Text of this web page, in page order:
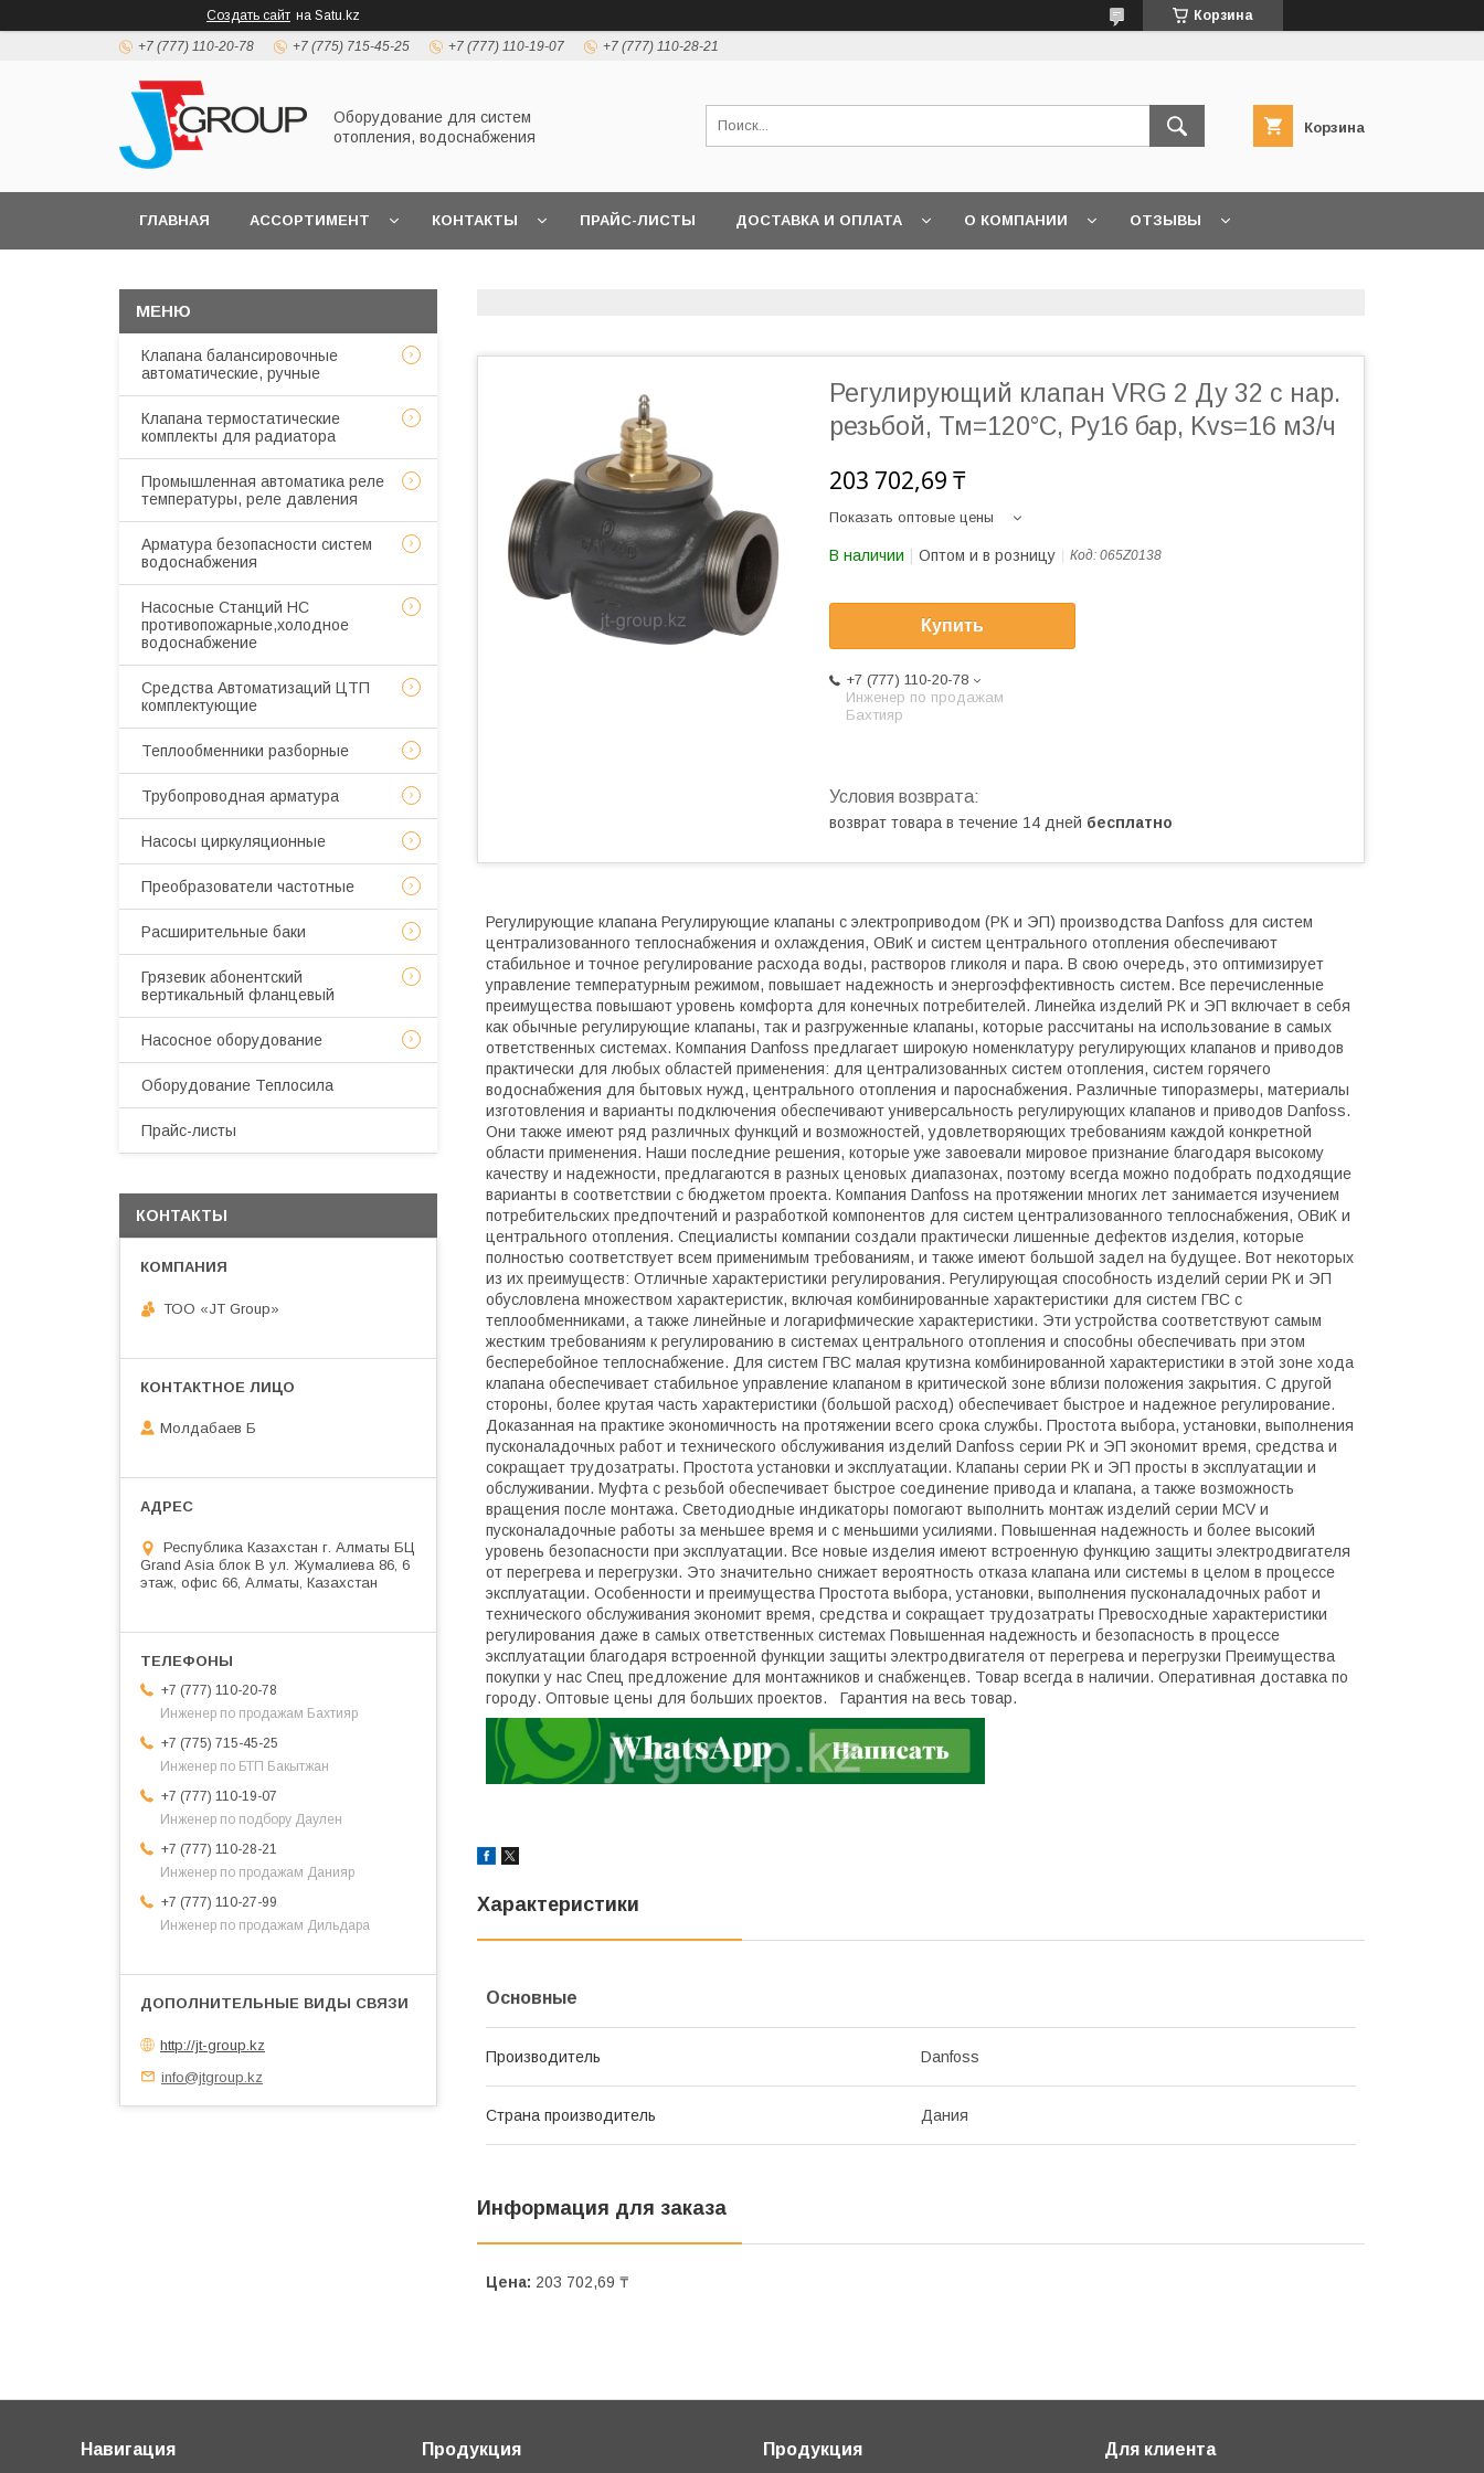
Создать сайт на Satu.kz Корзина
+7 (777) 110-20-78 +7 (775) 715-45-25 +7 (777) 110-19-07 +7 (777) 110-28-21
Оборудование для систем
отопления, водоснабжения
Корзина
ГЛАВНАЯ АССОРТИМЕНТ КОНТАКТЫ ПРАЙС-ЛИСТЫ ДОСТАВКА И ОПЛАТА О КОМПАНИИ ОТЗЫВЫ
Регулирующий клапан VRG 2 Ду 32 с нар.
резьбой, Тм=120°С, Ру16 бар, Kvs=16 м3/ч
203 702,69 ₸
Показать оптовые цены
В наличии Оптом и в розницу Код: 065Z0138
Купить
+7 (777) 110-20-78
Инженер по продажам
Бахтияр
возврат товара в течение 14 дней бесплатно
Регулирующие клапана Регулирующие клапаны с электроприводом (РК и ЭП) производства Danfoss для систем
централизованного теплоснабжения и охлаждения, ОВиК и систем центрального отопления обеспечивают
стабильное и точное регулирование расхода воды, растворов гликоля и пара. В свою очередь, это оптимизирует
управление температурным режимом, повышает надежность и энергоэффективность систем. Все перечисленные
преимущества повышают уровень комфорта для конечных потребителей. Линейка изделий РК и ЭП включает в себя
как обычные регулирующие клапаны, так и разгруженные клапаны, которые рассчитаны на использование в самых
ответственных системах. Компания Danfoss предлагает широкую номенклатуру регулирующих клапанов и приводов
практически для любых областей применения: для централизованных систем отопления, систем горячего
водоснабжения для бытовых нужд, центрального отопления и пароснабжения. Различные типоразмеры, материалы
изготовления и варианты подключения обеспечивают универсальность регулирующих клапанов и приводов Danfoss.
Они также имеют ряд различных функций и возможностей, удовлетворяющих требованиям каждой конкретной
области применения. Наши последние решения, которые уже завоевали мировое признание благодаря высокому
качеству и надежности, предлагаются в разных ценовых диапазонах, поэтому всегда можно подобрать подходящие
варианты в соответствии с бюджетом проекта. Компания Danfoss на протяжении многих лет занимается изучением
потребительских предпочтений и разработкой компонентов для систем централизованного теплоснабжения, ОВиК и
центрального отопления. Специалисты компании создали практически лишенные дефектов изделия, которые
полностью соответствует всем применимым требованиям, и также имеют большой задел на будущее. Вот некоторых
из их преимуществ: Отличные характеристики регулирования. Регулирующая способность изделий серии РК и ЭП
обусловлена множеством характеристик, включая комбинированные характеристики для систем ГВС с
теплообменниками, а также линейные и логарифмические характеристики. Эти устройства соответствуют самым
жестким требованиям к регулированию в системах центрального отопления и способны обеспечивать при этом
бесперебойное теплоснабжение. Для систем ГВС малая крутизна комбинированной характеристики в этой зоне хода
клапана обеспечивает стабильное управление клапаном в критической зоне вблизи положения закрытия. С другой
стороны, более крутая часть характеристики (большой расход) обеспечивает быстрое и надежное регулирование.
Доказанная на практике экономичность на протяжении всего срока службы. Простота выбора, установки, выполнения
пусконаладочных работ и технического обслуживания изделий Danfoss серии РК и ЭП экономит время, средства и
сокращает трудозатраты. Простота установки и эксплуатации. Клапаны серии РК и ЭП просты в эксплуатации и
обслуживании. Муфта с резьбой обеспечивает быстрое соединение привода и клапана, а также возможность
вращения после монтажа. Светодиодные индикаторы помогают выполнить монтаж изделий серии MCV и
пусконаладочные работы за меньшее время и с меньшими усилиями. Повышенная надежность и более высокий
уровень безопасности при эксплуатации. Все новые изделия имеют встроенную функцию защиты электродвигателя
от перегрева и перегрузки. Это значительно снижает вероятность отказа клапана или системы в целом в процессе
эксплуатации. Особенности и преимущества Простота выбора, установки, выполнения пусконаладочных работ и
технического обслуживания экономит время, средства и сокращает трудозатраты Превосходные характеристики
регулирования даже в самых ответственных системах Повышенная надежность и безопасность в процессе
эксплуатации благодаря встроенной функции защиты электродвигателя от перегрева и перегрузки Преимущества
покупки у нас Спец предложение для монтажников и снабженцев. Товар всегда в наличии. Оперативная доставка по
городу. Оптовые цены для больших проектов. Гарантия на весь товар.
Характеристики
Основные
Производитель Danfoss
Страна производитель Дания
Информация для заказа
Цена: 203 702,69 ₸
Клапана балансировочные
автоматические, ручные
Клапана термостатические
комплекты для радиатора
Промышленная автоматика реле
температуры, реле давления
Арматура безопасности систем
водоснабжения
Насосные Станций НС
противопожарные,холодное
водоснабжение
Средства Автоматизаций ЦТП
комплектующие
Теплообменники разборные
Трубопроводная арматура
Насосы циркуляционные
Преобразователи частотные
Расширительные баки
Грязевик абонентский
вертикальный фланцевый
Насосное оборудование
Оборудование Теплосила
Прайс-листы
КОНТАКТЫ
ТОО «JT Group»
Молдабаев Б
Республика Казахстан г. Алматы БЦ
Grand Asia блок B ул. Жумалиева 86, 6
этаж, офис 66, Алматы, Казахстан
+7 (777) 110-20-78
Инженер по продажам Бахтияр
+7 (775) 715-45-25
Инженер по БТП Бакытжан
+7 (777) 110-19-07
Инженер по подбору Даулен
+7 (777) 110-28-21
Инженер по продажам Данияр
+7 (777) 110-27-99
Инженер по продажам Дильдара
http://jt-group.kz
info@jtgroup.kz
Навигация Продукция Продукция Для клиента